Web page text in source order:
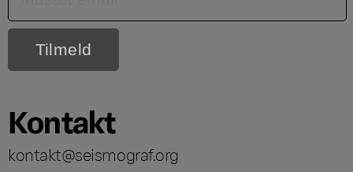
Kontakt
kontakt@seismograf.org